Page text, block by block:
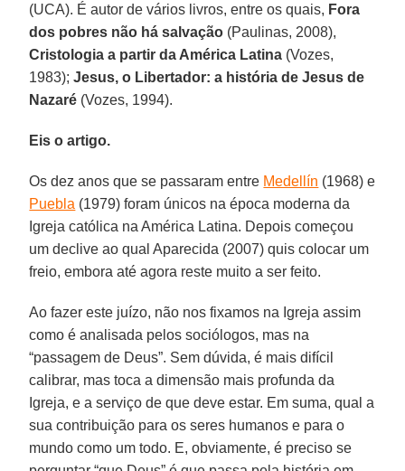
(UCA). É autor de vários livros, entre os quais, Fora
dos pobres não há salvação (Paulinas, 2008),
Cristologia a partir da América Latina (Vozes,
1983);Jesus, o Libertador: a história de Jesus de
Nazaré (Vozes, 1994).
Eis o artigo.
Os dez anos que se passaram entre Medellín (1968) e
Puebla (1979) foram únicos na época moderna da
Igreja católica na América Latina. Depois começou
um declive ao qual Aparecida (2007) quis colocar um
freio, embora até agora reste muito a ser feito.
Ao fazer este juízo, não nos fixamos na Igreja assim
como é analisada pelos sociólogos, mas na
“passagem de Deus”. Sem dúvida, é mais difícil
calibrar, mas toca a dimensão mais profunda da
Igreja, e a serviço de que deve estar. Em suma, qual a
sua contribuição para os seres humanos e para o
mundo como um todo. E, obviamente, é preciso se